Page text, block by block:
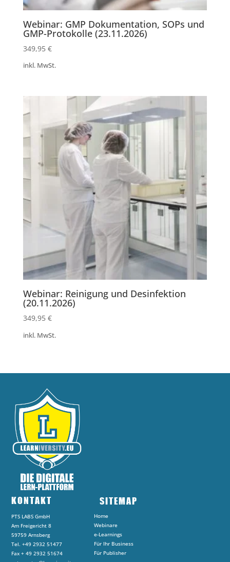
Webinar: GMP Dokumentation, SOPs und
GMP-Protokolle (23.11.2026)
349,95 €
inkl. MwSt.
Webinar: Reinigung und Desinfektion
(20.11.2026)
349,95 €
inkl. MwSt.
KONTAKT
PTS LABS GmbH
Am Freigericht 8
59759 Arnsberg
Tel. +49 2932 51477
Fax + 49 2932 51674
SITEMAP
Home
Webinare
e-Learnings
Für Ihr Business
Für Publisher